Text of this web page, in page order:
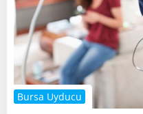
Bursa Uyducu